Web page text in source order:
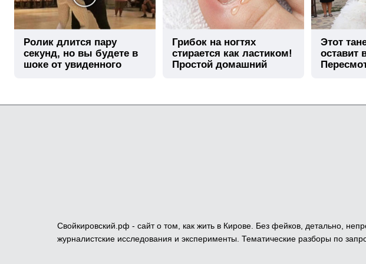
Ролик длится пару
секунд, но вы будете в
шоке от увиденного
Грибок на ногтях
стирается как ластиком!
Простой домашний
Этот
оставит
Свойкировский.рф - сайт о том, как жить в Кирове. Без фейков, детально,
журналистские исследования и эксперименты. Тематические разборы по